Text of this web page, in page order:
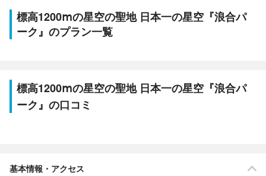
標高1200ⅿの星空の聖地 日本一の星空『浪合パ
ーク』のプラン一覧
標高1200ⅿの星空の聖地 日本一の星空『浪合パ
ーク』の口コミ
基本情報・アクセス